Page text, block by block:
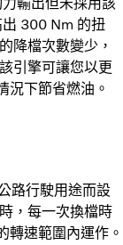
300 Nm 的扭
降檔次數變少，
引擎可讓您以更
況下節省燃油。
路行駛用途而設
，每一次換檔時
轉速範圍內運作。